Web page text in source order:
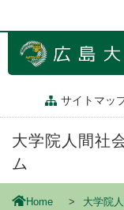
ン
サイトマッ
大学院人間社
ム
Home 大学院